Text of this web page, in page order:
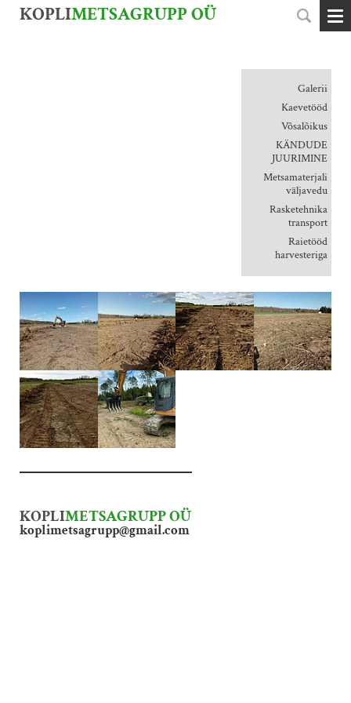
KOPLIMETSAGRUPP OÜ
Galerii
Kaevetööd
Võsalõikus
KÄNDUDE
JUURIMINE
Metsamaterjali
väljavedu
Rasketehnika
transport
Raietööd
harvesteriga
KOPLIMETSAGRUPP OÜ
koplimetsagrupp@gmail.com